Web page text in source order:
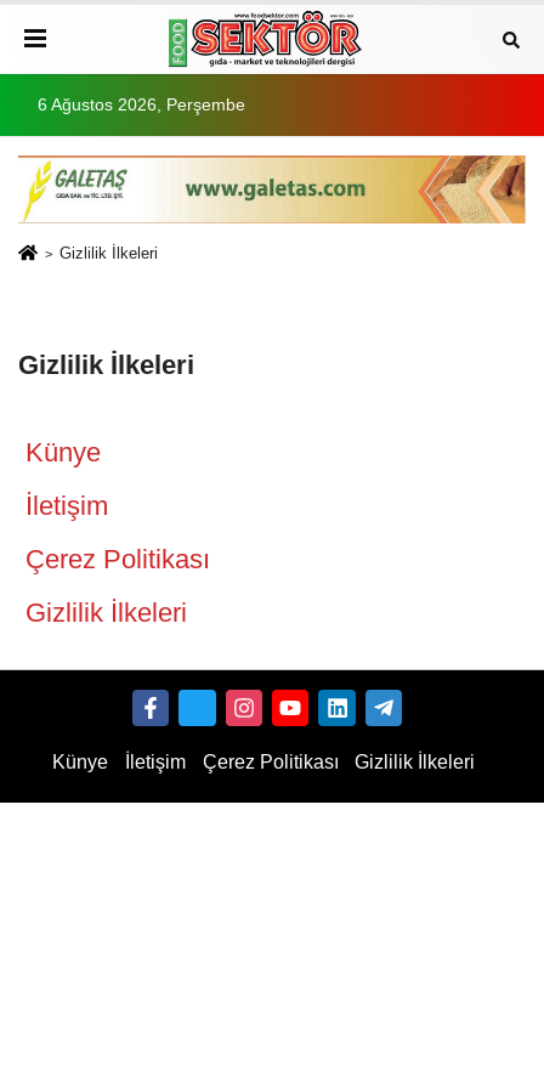
6 Ağustos 2026, Perşembe
Gizlilik İlkeleri
Gizlilik İlkeleri
Künye
İletişim
Çerez Politikası
Gizlilik İlkeleri
Künye İletişim Çerez Politikası Gizlilik İlkeleri